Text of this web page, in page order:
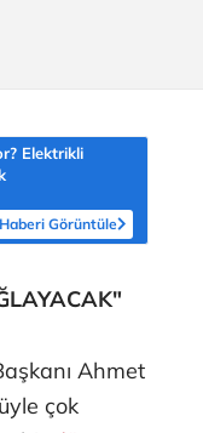
Elektrikli
Haberi Görüntüle
Ahmet
çok